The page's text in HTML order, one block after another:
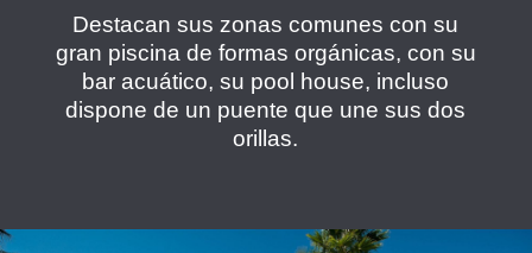
Destacan sus zonas comunes con su
gran piscina de formas orgánicas, con su
bar acuático, su pool house, incluso
dispone de un puente que une sus dos
orillas.